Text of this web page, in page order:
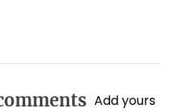
Add yours